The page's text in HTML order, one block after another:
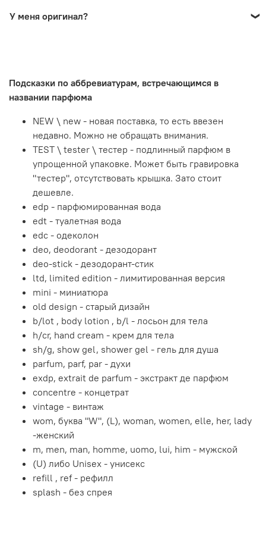
у меня)
сдэком - упакую кстати по-настоящему качественно.
Ароматы из коллекции могу послушать дать бесплатно.
У меня оригинал?
Те ароматы, которые в моих обзорах на канале - я точно
так же купил "сам у себя", кому интересно, смотрите,
Подсказки по аббревиатурам, встречающимся в
названии парфюма
NEW \ new - новая поставка, то есть ввезен
недавно. Можно не обращать внимания.
TEST \ tester \ тестер - подлинный парфюм в
упрощенной упаковке. Может быть гравировка
"тестер", отсутствовать крышка. Зато стоит
дешевле.
edp - парфюмированная вода
edt - туалетная вода
edc - одеколон
deo, deodorant - дезодорант
deo-stick - дезодорант-стик
ltd, limited edition - лимитированная версия
mini - миниатюра
old design - старый дизайн
b/lot , body lotion , b/l - лосьон для тела
h/cr, hand cream - крем для тела
sh/g, show gel, shower gel - гель для душа
parfum, parf, par - духи
exdp, extrait de parfum - экстракт де парфюм
concentre - концетрат
vintage - винтаж
wom, буква "W", (L), woman, women, elle, her, lady
-женский
m, men, man, homme, uomo, lui, him - мужской
(U) либо Unisex - унисекс
refill , ref - рефилл
splash - без спрея